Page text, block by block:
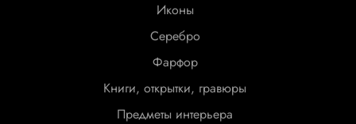
Иконы
Серебро
Фарфор
Книги, открытки, гравюры
Предметы интерьера